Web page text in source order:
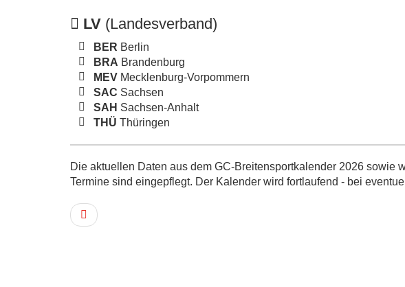
LV (Landesverband)
BER Berlin
BRA Brandenburg
MEV Mecklenburg-Vorpommern
SAC Sachsen
SAH Sachsen-Anhalt
THÜ Thüringen
Die aktuellen Daten aus dem GC-Breitensportkalender 2026 sowie
Termine sind eingepflegt. Der Kalender wird fortlaufend - bei